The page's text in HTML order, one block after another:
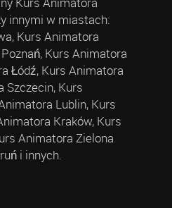
innymi w miastach:
Kurs Animatora
Kurs Animatora
Łódź, Kurs Animatora
Szczecin, Kurs
Lublin, Kurs
Kraków, Kurs
Animatora Zielona
i innych.